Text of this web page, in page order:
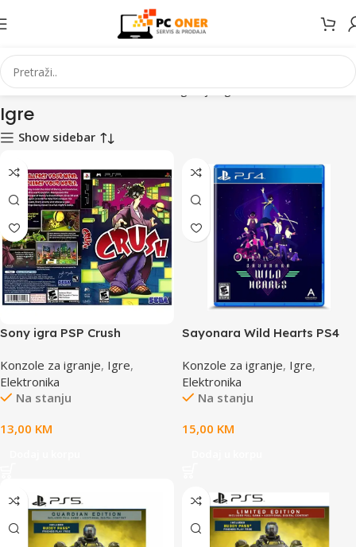
Početna Elektronika Konzole za igranje Igre Stranica 2
Igre
Show sidebar
Sony igra PSP Crush
Konzole za igranje, Igre,
Elektronika
Na stanju
13,00 KM
Sayonara Wild Hearts PS4
Konzole za igranje, Igre,
Elektronika
Na stanju
15,00 KM